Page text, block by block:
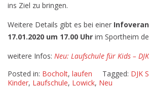
ins Ziel zu bringen.
Weitere Details gibt es bei einer
17.01.2020 um 17.00 Uhr im Sportheim
weitere Infos: Neu: Laufschule für Kids –
Posted in: Bocholt, laufen Tagged: DJK
Kinder, Laufschule, Lowick, Neu